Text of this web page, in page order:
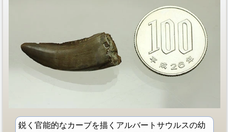
鋭く官能的なカーブを描くアルバートサウルスの幼